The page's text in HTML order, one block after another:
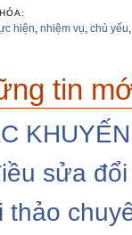
hiện, nhiệm vụ, chủ yếu
tin
sửa
thảo